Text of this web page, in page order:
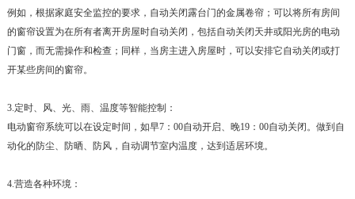
例如，根据家庭安全监控的要求，自动关闭露台门的金属卷帘；可以将所有房间
的窗帘设置为在所有者离开房屋时自动关闭，包括自动关闭天井或阳光房的电动
门窗，而无需操作和检查；同样，当房主进入房屋时，可以安排它自动关闭或打
开某些房间的窗帘。
3.定时、风、光、雨、温度等智能控制：
电动窗帘系统可以在设定时间，如早7：00自动开启、晚19：00自动关闭。做到自
动化的防尘、防晒、防风，自动调节室内温度，达到适居环境。
4.营造各种环境：